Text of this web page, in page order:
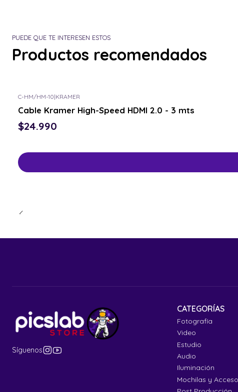
PUEDE QUE TE INTERESEN ESTOS
Productos recomendados
C-HM/HM-10|KRAMER
Cable Kramer High-Speed HDMI 2.0 - 3 mts
$24.990
Síguenos
CATEGORÍAS
Fotografía
Video
Estudio
Audio
Iluminación
Mochilas y